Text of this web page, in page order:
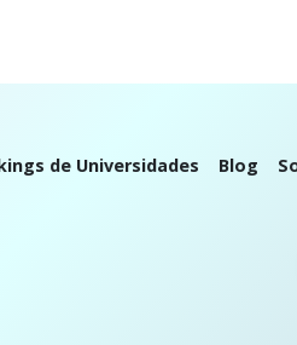
de Universidades Blog